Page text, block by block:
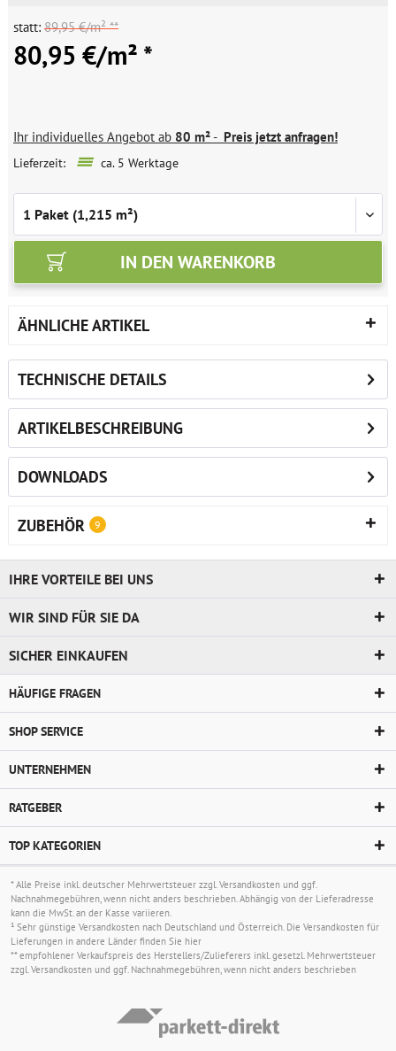
statt: 89,95 €/m² **
80,95 €/m² *
Ihr individuelles Angebot ab 80 m²- Preis jetzt anfragen!
Lieferzeit: ca. 5 Werktage
IN DEN WARENKORB
ÄHNLICHE ARTIKEL
TECHNISCHE DETAILS
ARTIKELBESCHREIBUNG
DOWNLOADS
ZUBEHÖR 9
IHRE VORTEILE BEI UNS
WIR SIND FÜR SIE DA
SICHER EINKAUFEN
HÄUFIGE FRAGEN
SHOP SERVICE
UNTERNEHMEN
RATGEBER
TOP KATEGORIEN
* Alle Preise inkl. deutscher Mehrwertsteuer zzgl.Versandkosten und ggf.
Nachnahmegebühren, wenn nicht anders beschrieben. Abhängig von der Lieferadresse
kann die MwSt. an der Kasse variieren.
¹ Sehr günstige Versandkosten nach Deutschland und Österreich. Die Versandkosten für
Lieferungen in andere Länder finden Sie hier
** empfohlener Verkaufspreis des Herstellers/Zulieferers inkl. gesetzl. Mehrwertsteuer
zzgl.Versandkosten und ggf. Nachnahmegebühren, wenn nicht anders beschrieben